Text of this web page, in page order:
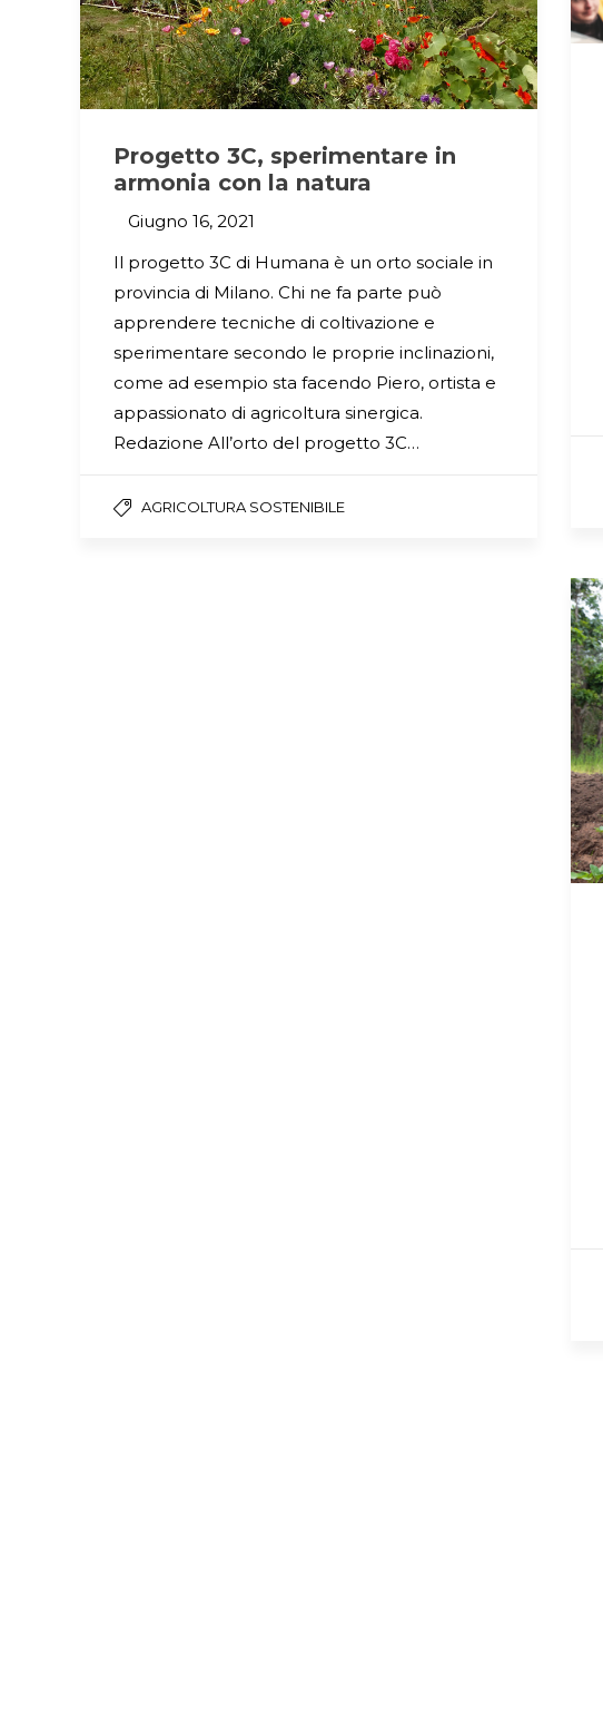
Progetto 3C, sperimentare in
armonia con la natura
Giugno 16, 2021
Il progetto 3C di Humana è un orto sociale in
provincia di Milano. Chi ne fa parte può
apprendere tecniche di coltivazione e
sperimentare secondo le proprie inclinazioni,
come ad esempio sta facendo Piero, ortista e
appassionato di agricoltura sinergica.
Redazione All’orto del progetto 3C…
AGRICOLTURA SOSTENIBILE